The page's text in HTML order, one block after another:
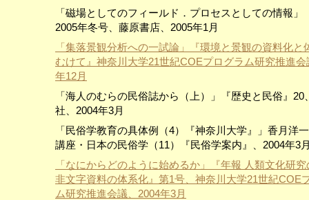
「磁場としてのフィールド．プロセスとしての情報」
2005年冬号、藤原書店、2005年1月
「集落景観分析への一試論」『環境と景観の資料化と
むけて』神奈川大学21世紀COEプログラム研究推進会
年12月
「海人のむらの民俗誌から（上）」『歴史と民俗』20
社、2004年3月
「民俗学教育の具体例（4）『神奈川大学』」香月洋
講座・日本の民俗学（11）『民俗学案内』、2004年3
「なにからどのように始めるか」『年報 人類文化研
非文字資料の体系化』第1号、神奈川大学21世紀COE
ム研究推進会議、2004年3月